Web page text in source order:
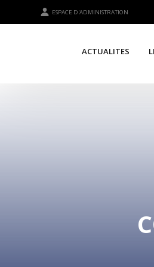
ESPACE D'ADMINISTRATION
ACTUALITES